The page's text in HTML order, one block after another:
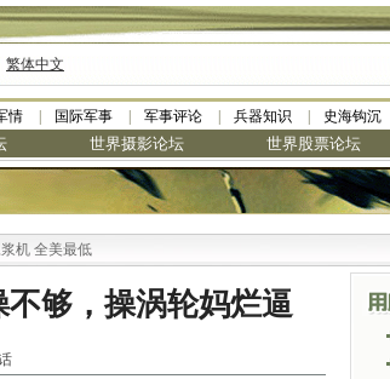
繁体中文
情 国际军事 军事评论 兵器知识 史海钩沉
世界摄影论坛 世界股票论坛
全美最低
够，操涡轮妈烂逼